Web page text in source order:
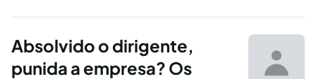
sendo tratada como massificação decorrente
Enquanto que, para os consumidores, a
judicialização da demanda é...
Absolvido o dirigente,
punida a empresa? Os